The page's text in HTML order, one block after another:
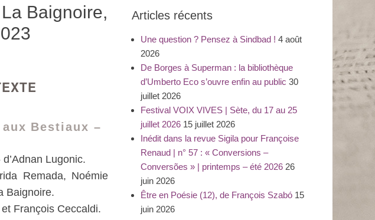
Baignoire,
Bestiaux –
Lugonic.
Remada, Noémie
Baignoire.
François Ceccaldi.
Articles récents
Une question ? Pensez à Sindbad ! 4 août
2026
De Borges à Superman : la bibliothèque
d’Umberto Eco s’ouvre enfin au public 30
juillet 2026
Festival VOIX VIVES | Sète, du 17 au 25
juillet 2026 15 juillet 2026
Inédit dans la revue Sigila pour Françoise
Renaud | n° 57 : « Conversions –
Conversões » | printemps – été 2026 26
juin 2026
Être en Poésie (12), de François Szabó 15
juin 2026